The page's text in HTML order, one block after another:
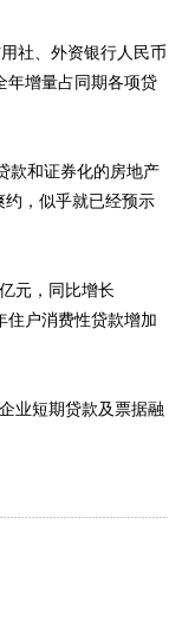
社、外资银行人民币
年增量占同期各项贷
和证券化的房地产
约，似乎就已经预示
元，同比增长
住户消费性贷款增加
业短期贷款及票据融